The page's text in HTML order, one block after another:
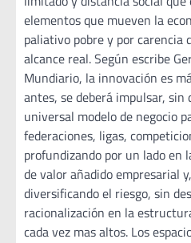
elementos que mueven la
paliativo pobre y por carencia
alcance real. Según escribe
Mundiario, la innovación es
antes, se deberá impulsar, sin
universal modelo de negocio
federaciones, ligas,
profundizando por un lado en
de valor añadido empresarial
diversificando el riesgo, sin
racionalización en la
cada vez mas altos. Los